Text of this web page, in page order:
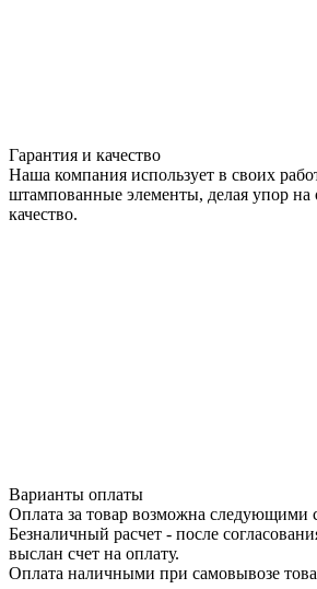
Гарантия и качество
Наша компания использует в своих
штампованные элементы, делая упор на
качество.
Варианты оплаты
Оплата за товар возможна следующими
Безналичный расчет - после
выслан счет на оплату.
Оплата наличными при самовывозе